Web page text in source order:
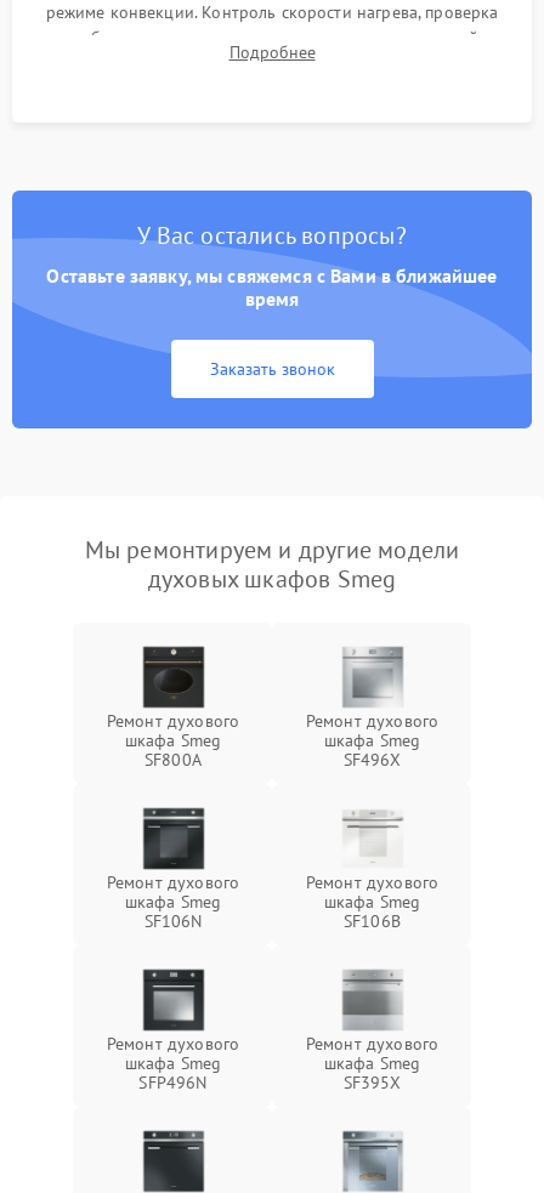
режиме конвекции. Контроль скорости нагрева, проверка
срабатывания термостата при достижении заданной
температуры и тест на отсутствие утечек тока.
Подробнее
У Вас остались вопросы?
Оставьте заявку, мы свяжемся с Вами в ближайшее
время
Заказать звонок
Мы ремонтируем и другие модели
духовых шкафов Smeg
Ремонт духового
шкафа Smeg
SF800A
Ремонт духового
шкафа Smeg
SF496X
Ремонт духового
шкафа Smeg
SF106N
Ремонт духового
шкафа Smeg
SF106B
Ремонт духового
шкафа Smeg
SFP496N
Ремонт духового
шкафа Smeg
SF395X